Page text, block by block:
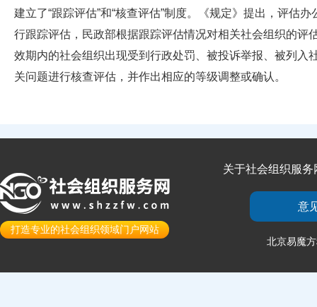
建立了“跟踪评估”和“核查评估”制度。《规定》提出，评估
行跟踪评估，民政部根据跟踪评估情况对相关社会组织的评
效期内的社会组织出现受到行政处罚、被投诉举报、被列
关问题进行核查评估，并作出相应的等级调整或确认。
打造专业的社会组织领域门户网站
关于社会组织服务
意
北京易魔